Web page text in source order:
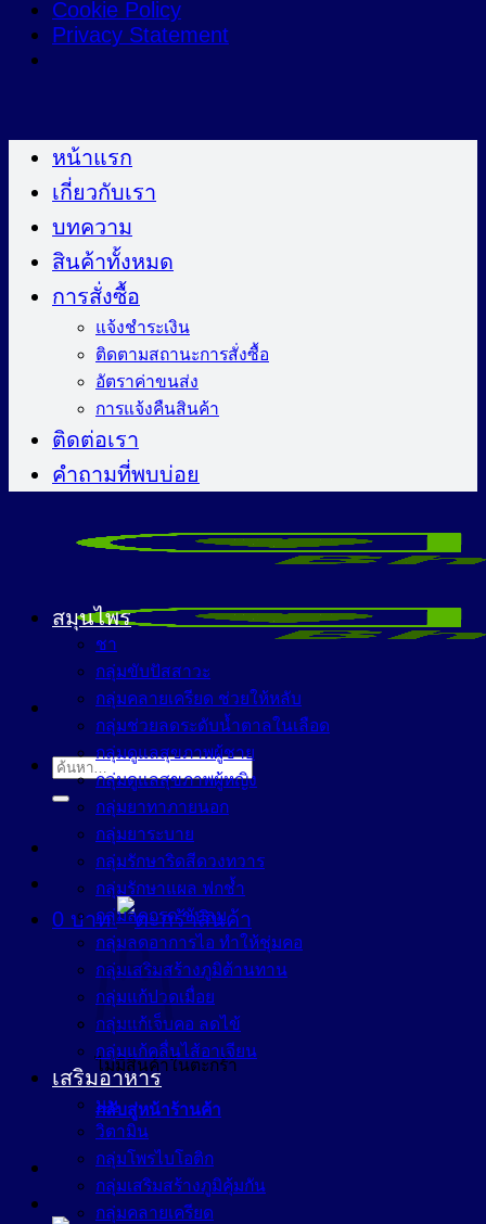
Cookie Policy
Privacy Statement
ไป
หน้าแรก
เกี่ยวกับเรา
บทความ
สินค้าทั้งหมด
การสั่งซื้อ
แจ้งชำระเงิน
ติดตามสถานะการสั่งซื้อ
อัตราค่าขนส่ง
การแจ้งคืนสินค้า
ติดต่อเรา
คำถามที่พบบ่อย
ค้นหา:
0 บาท
ไม่มีสินค้าในตะกร้า
กลับสู่หน้าร้านค้า
สมุนไพร
ชา
กลุ่มขับปัสสาวะ
กลุ่มคลายเครียด ช่วยให้หลับ
กลุ่มช่วยลดระดับน้ำตาลในเลือด
กลุ่มดูแลสุขภาพผู้ชาย
กลุ่มดูแลสุขภาพผู้หญิง
กลุ่มยาทาภายนอก
กลุ่มยาระบาย
กลุ่มรักษาริดสีดวงทวาร
กลุ่มรักษาแผล ฟกช้ำ
กลุ่มลดกรด ขับลม
กลุ่มลดอาการไอ ทำให้ชุ่มคอ
กลุ่มเสริมสร้างภูมิต้านทาน
กลุ่มแก้ปวดเมื่อย
กลุ่มแก้เจ็บคอ ลดไข้
กลุ่มแก้คลื่นไส้อาเจียน
เสริมอาหาร
นม
วิตามิน
กลุ่มโพรไบโอติก
กลุ่มเสริมสร้างภูมิคุ้มกัน
กลุ่มคลายเครียด